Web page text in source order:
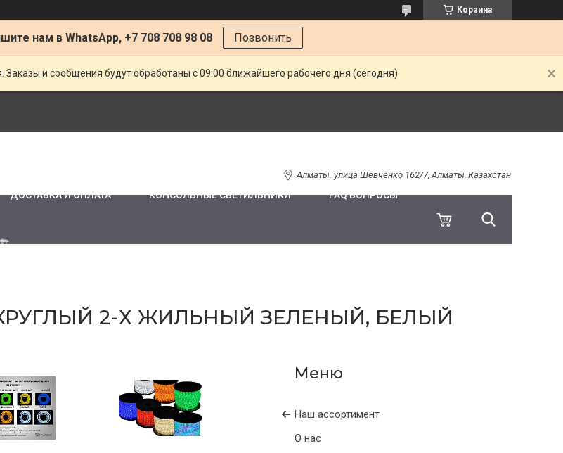
Корзина
нам в WhatsApp, +7 708 708 98 08 Позвонить
Заказы и сообщения будут обработаны с 09:00 ближайшего рабочего дня (сегодня)
Алматы. улица Шевченко 162/7, Алматы, Казахстан
ДОСТАВКА И ОПЛАТА КОНСОЛЬНЫЕ СВЕТИЛЬНИКИ FAQ ВОПРОСЫ
🏗
2-Х ЖИЛЬНЫЙ ЗЕЛЕНЫЙ, БЕЛЫЙ
Наш ассортимент
О нас